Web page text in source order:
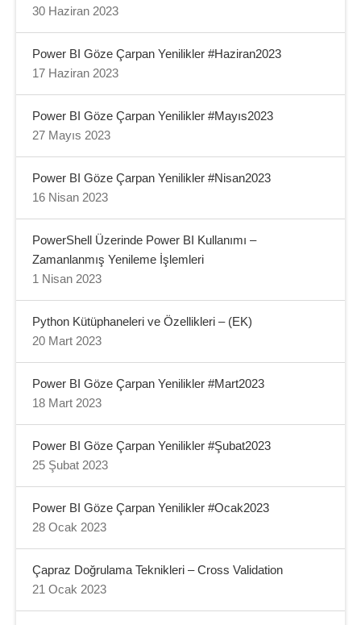
30 Haziran 2023
Power BI Göze Çarpan Yenilikler #Haziran2023
17 Haziran 2023
Power BI Göze Çarpan Yenilikler #Mayıs2023
27 Mayıs 2023
Power BI Göze Çarpan Yenilikler #Nisan2023
16 Nisan 2023
PowerShell Üzerinde Power BI Kullanımı –
Zamanlanmış Yenileme İşlemleri
1 Nisan 2023
Python Kütüphaneleri ve Özellikleri – (EK)
20 Mart 2023
Power BI Göze Çarpan Yenilikler #Mart2023
18 Mart 2023
Power BI Göze Çarpan Yenilikler #Şubat2023
25 Şubat 2023
Power BI Göze Çarpan Yenilikler #Ocak2023
28 Ocak 2023
Çapraz Doğrulama Teknikleri – Cross Validation
21 Ocak 2023